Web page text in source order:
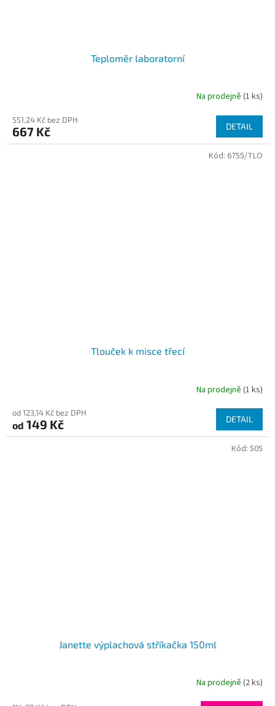
Teploměr laboratorní
produktu
je
4,8
Na prodejně(1 ks)
551,24 Kč bez DPH
667 Kč DETAIL
Tlouček k misce třecí
Na prodejně (1 ks)
od 123,14 Kč bez DPH
od 149 Kč DETAIL
Kód: 6755/TLO
Janette výplachová stříkačka 150ml
Na prodejně (2 ks)
Kód: 505